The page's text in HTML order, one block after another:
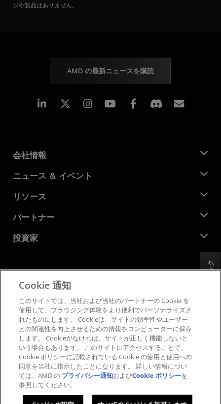
ジや製品はありません。
AMD の最新ニュースを購読
Linkedin Instagram Facebook
会社情報
AMD について
企業責任
お問い合わせ
ニュース ＆ イベント
ニュースルーム
メディア ライブラリ
リソース
デベロッパー セントラル
ケース スタディ
パートナー
AMD パートナー ハブ
投資家
財務情報
取締役会
ガバナンス報告書
SEC 提出書類
プライバシー
商標
サプライ チェーンの透明性
公正でオープンな競争
英国税務戦略
Cookie ポリシー
Cookie の設定
フィードバック
Cookie 通知
このサイトでは、当社および当社のパートナーの Cookie を
使用して、ブラウジング体験をより便利でパーソナライズさ
れたものにします。 Cookieは、サイトの効率性やユーザー
との関連性を向上させるための情報をコンピューターに保存
します。 Cookieがなければ、サイトが正しく機能しないと
いう場合もあります。 このサイトにアクセスすることで、
Cookie ポリシーに記載されている Cookie の使用と使用への
同意を当社に指示したことになります。 詳しい情報につい
ては、AMD の プライバシー通知およびCookie ポリシーを
参照してください。